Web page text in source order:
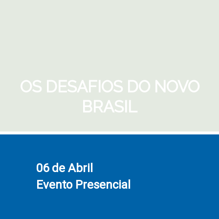
OS DESAFIOS DO NOVO
BRASIL
06 de Abril
Evento Presencial